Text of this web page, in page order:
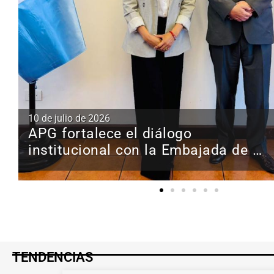
10 de julio de 2026
APG fortalece el diálogo
institucional con la Embajada de la
República del Perú en Guatemala
TENDENCIAS